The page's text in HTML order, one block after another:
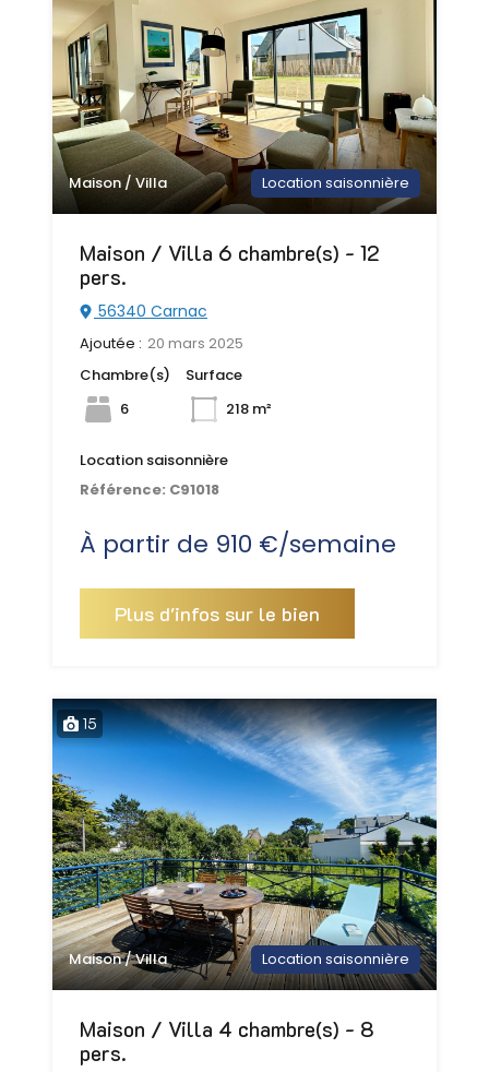
Maison / Villa Location saisonnière
Maison / Villa 6 chambre(s) - 12
pers.
56340 Carnac
Ajoutée : 20 mars 2025
Chambre(s)
6
Surface
218 m²
Location saisonnière
Référence: C91018
À partir de 910 €/semaine
Plus d'infos sur le bien
15
Maison / Villa Location saisonnière
Maison / Villa 4 chambre(s) - 8
pers.